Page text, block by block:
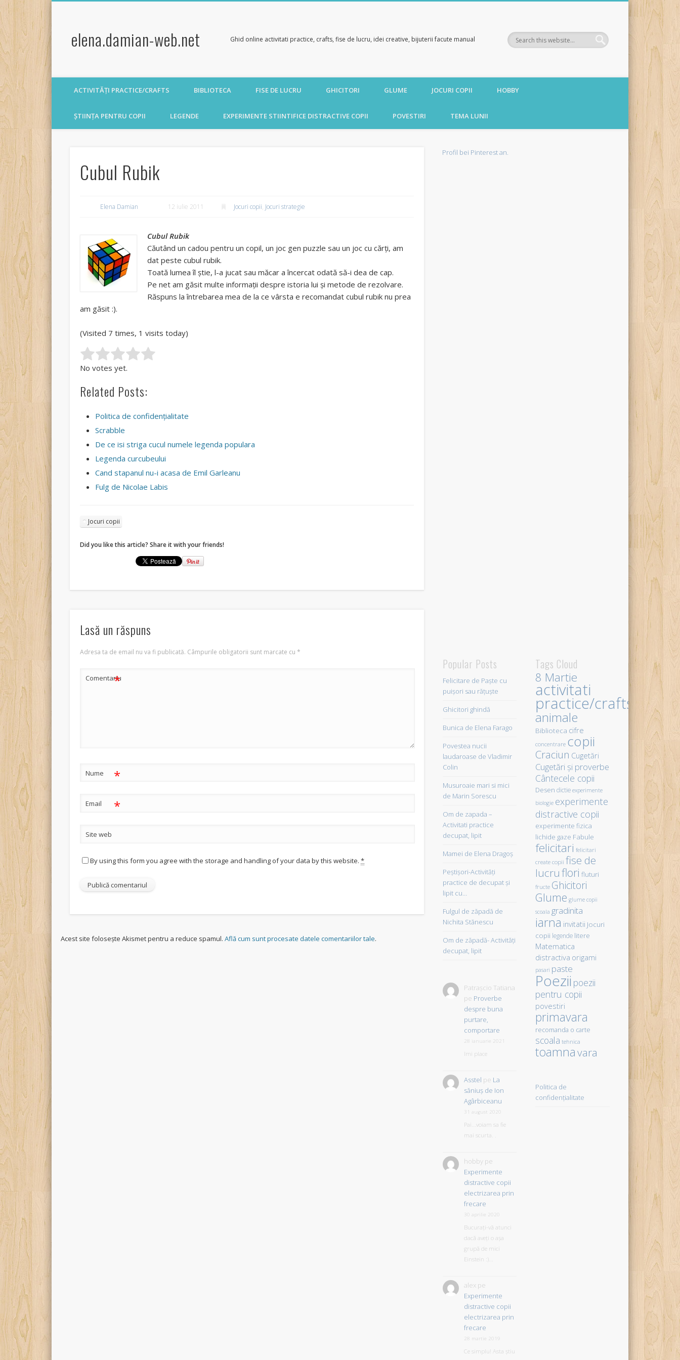
elena.damian-web.net Ghid online activitati practice, crafts, fise de lucru, idei creative, bijuterii facute manual
ACTIVITĂȚI PRACTICE/CRAFTS BIBLIOTECA FISE DE LUCRU GHICITORI GLUME JOCURI COPII HOBBY
ȘTIINȚA PENTRU COPII LEGENDE EXPERIMENTE STIINTIFICE DISTRACTIVE COPII POVESTIRI TEMA LUNII
Cubul Rubik
Elena Damian 12 iulie 2011 Jocuri copii, Jocuri strategie
Cubul Rubik
Căutând un cadou pentru un copil, un joc gen puzzle sau un joc cu cărţi, am
dat peste cubul rubik.
Toată lumea îl ştie, l-a jucat sau măcar a încercat odată să-i dea de cap.
Pe net am găsit multe informaţii despre istoria lui şi metode de rezolvare.
Răspuns la întrebarea mea de la ce vârsta e recomandat cubul rubik nu prea
am găsit :).
(Visited 7 times, 1 visits today)
Rate this item:
No votes yet.
Related Posts:
Politica de confidențialitate
Scrabble
De ce isi striga cucul numele legenda populara
Legenda curcubeului
Cand stapanul nu-i acasa de Emil Garleanu
Fulg de Nicolae Labis
Jocuri copii
Did you like this article? Share it with your friends!
Lasă un răspuns
Adresa ta de email nu va fi publicată. Câmpurile obligatorii sunt marcate cu*
Comentariu
*
Nume *
Email *
Site web
By using this form you agree with the storage and handling of your data by this website.*
Acest site folosește Akismet pentru a reduce spamul.Află cum sunt procesate datele comentariilor tale.
Profil bei Pinterest an.
Popular Posts
Felicitare de Paște cu
puișori sau rățuște
Ghicitori ghindă
Bunica de Elena Farago
Povestea nucii
laudaroase de Vladimir
Colin
Musuroaie mari si mici
de Marin Sorescu
Om de zapada –
Activitati practice
decupat, lipit
Mamei de Elena Dragoş
Peştişori-Activităţi
practice de decupat şi
lipit cu…
Fulgul de zăpadă de
Nichita Stănescu
Om de zăpadă- Activităţi
decupat, lipit
Patrașcio Tatiana
pe Proverbe
despre buna
purtare,
comportare
28 ianuarie 2021
îmi place
Asstel pe La
săniuş de Ion
Agârbiceanu
31 august 2020
Pai...voiam sa fie
mai scurta. .
hobbype
Experimente
distractive copii
electrizarea prin
frecare
30 aprilie 2020
Bucurați-vă atunci
dacă aveți o așa
grupă de mici
Einstein :)...
alexpe
Experimente
distractive copii
electrizarea prin
frecare
28 martie 2019
Ce simplu! Asta știu
Tags Cloud
8 Martie
activitati
practice/crafts
animale
Biblioteca cifre
concentrare copii
Craciun Cugetări
Cugetări şi proverbe
Cântecele copii
Desen dictie experimente
biologie experimente
distractive copii
experimente fizica
lichide gaze Fabule
felicitari felicitari
create copii fise de
lucruflori fluturi
fructe Ghicitori
Glume glume copii
scoala gradinita
iarna invitatii Jocuri
copii legende litere
Matematica
distractiva origami
pasari paste
Poezii poezii
pentru copii
povestiri
primavara
recomanda o carte
scoala tehnica
toamnavara
Politica de
confidențialitate